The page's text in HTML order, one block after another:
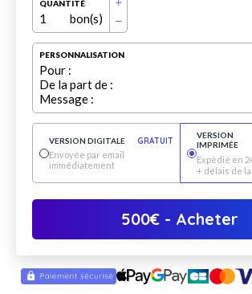
QUANTITÉ
1 bon(s)
PERSONNALISATION
Pour :
De la part de :
Message :
VERSION DIGITALE
GRATUIT
Envoyée par email
immédiatement
VERSION
IMPRIMÉE
Expédié en
+ délais de la
500€ - Acheter